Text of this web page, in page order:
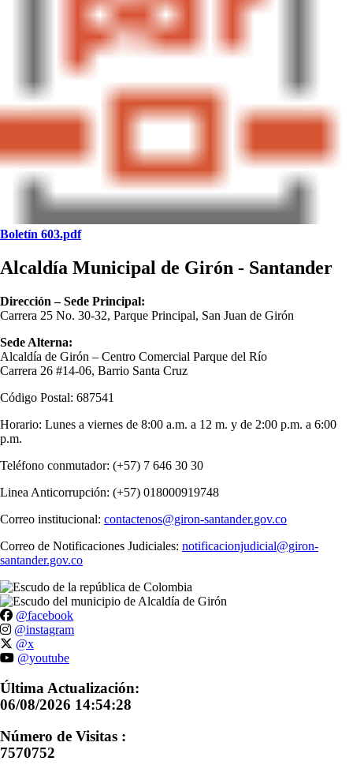
Boletín 603.pdf
Alcaldía Municipal de Girón - Santander
Dirección – Sede Principal:
Carrera 25 No. 30-32, Parque Principal, San Juan de Girón
Sede Alterna:
Alcaldía de Girón – Centro Comercial Parque del Río
Carrera 26 #14-06, Barrio Santa Cruz
Código Postal: 687541
Horario: Lunes a viernes de 8:00 a.m. a 12 m. y de 2:00 p.m. a 6:00
p.m.
Teléfono conmutador: (+57) 7 646 30 30
Linea Anticorrupción: (+57) 018000919748
Correo institucional: contactenos@giron-santander.gov.co
Correo de Notificaciones Judiciales: notificacionjudicial@giron-
santander.gov.co
@facebook
@instagram
@x
@youtube
Última Actualización:
06/08/2026 14:54:28
Número de Visitas :
7570752